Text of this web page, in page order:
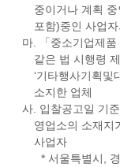
중이거나 계획
포함)중인 사업
마. 「중소기업제
같은 법 시행령
‘기타행사기획
소지한 업체
사. 입찰공고일 기
영업소의 소재지
사업자
* 서울특별시, 경